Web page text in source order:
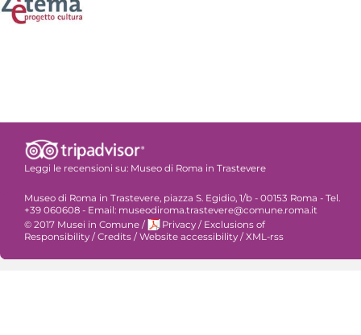
Leggi le recensioni su: Museo di Roma in Trastevere
Museo di Roma in Trastevere, piazza S. Egidio, 1/b - 00153 Roma - Tel.
+39 060608 - Email: museodiroma.trastevere@comune.roma.it
© 2017 Musei in Comune / Privacy / Exclusions of
Responsibility / Credits / Website accessibility / XML-rss